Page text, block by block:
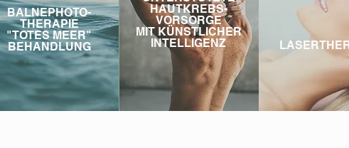
BALNEPHOTO-
THERAPIE
"TOTES MEER"
BEHANDLUNG
HAUTKREBS-
VORSORGE
MIT KÜNSTLICHER
INTELLIGENZ